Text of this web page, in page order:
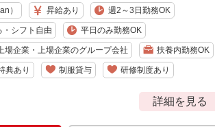
） 昇給あり 週2～3日勤務OK
シフト自由 平日のみ勤務OK
場企業・上場企業のグループ会社 扶養内勤務OK
典あり 制服貸与 研修制度あり
詳細を見る